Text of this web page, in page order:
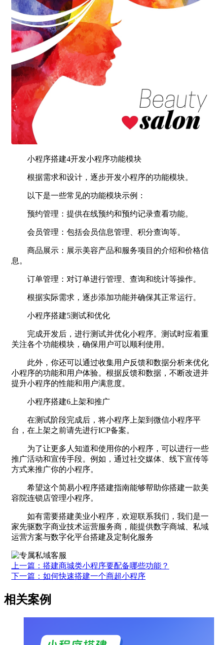
小程序搭建4开发小程序功能模块
根据需求和设计，逐步开发小程序的功能模块。
以下是一些常见的功能模块示例：
预约管理：提供在线预约和预约记录查看功能。
会员管理：包括会员信息管理、积分查询等。
商品展示：展示美容产品和服务项目的介绍和价格信
息。
订单管理：对订单进行管理、查询和统计等操作。
根据实际需求，逐步添加功能并确保其正常运行。
小程序搭建5测试和优化
完成开发后，进行测试并优化小程序。测试时应着重
关注各个功能模块，确保用户可以顺利使用。
此外，你还可以通过收集用户反馈和数据分析来优化
小程序的功能和用户体验。根据反馈和数据，不断改进并
提升小程序的性能和用户满意度。
小程序搭建6上架和推广
在测试阶段完成后，将小程序上架到微信小程序平
台，在上架之前请先进行ICP备案。
为了让更多人知道和使用你的小程序，可以进行一些
推广活动和宣传手段。例如，通过社交媒体、线下宣传等
方式来推广你的小程序。
希望这个简易小程序搭建指南能够帮助你搭建一款美
容院连锁店管理小程序。
如有需要搭建美业小程序，欢迎联系我们，我们是一
家先驱数字商业技术运营服务商，能提供数字商城、私域
运营方案与数字化平台搭建及定制化服务
上一篇：搭建商城类小程序要配备哪些功能？
下一篇：如何快速搭建一个商超小程序
相关案例